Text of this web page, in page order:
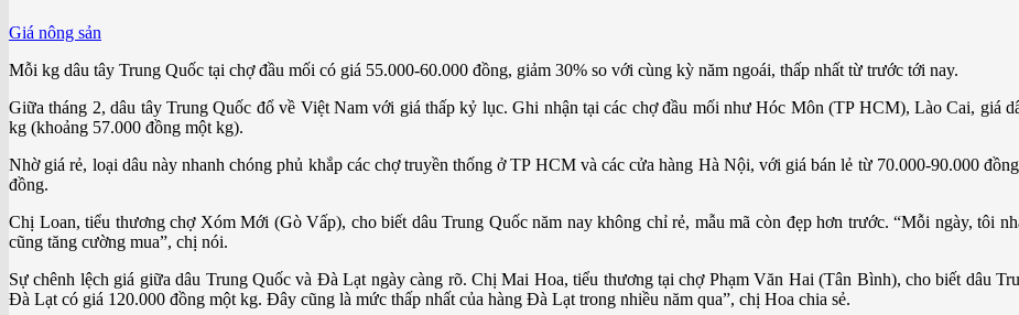
Giá nông sản
Mỗi kg dâu tây Trung Quốc tại chợ đầu mối có giá 55.000-60.000 đồng, giảm 30% so với cùng kỳ năm ngoái, thấp nhất từ trước tới nay.
Giữa tháng 2, dâu tây Trung Quốc đổ về Việt Nam với giá thấp kỷ lục. Ghi nhận tại các chợ đầu mối như Hóc Môn (TP HCM), Lào Cai, giá
kg (khoảng 57.000 đồng một kg).
Nhờ giá rẻ, loại dâu này nhanh chóng phủ khắp các chợ truyền thống ở TP HCM và các cửa hàng Hà Nội, với giá bán lẻ từ 70.000-90.000
đồng.
Chị Loan, tiểu thương chợ Xóm Mới (Gò Vấp), cho biết dâu Trung Quốc năm nay không chỉ rẻ, mẫu mã còn đẹp hơn trước. “Mỗi ngày, tôi
cũng tăng cường mua”, chị nói.
Sự chênh lệch giá giữa dâu Trung Quốc và Đà Lạt ngày càng rõ. Chị Mai Hoa, tiểu thương tại chợ Phạm Văn Hai (Tân Bình), cho biết dâu
Đà Lạt có giá 120.000 đồng một kg. Đây cũng là mức thấp nhất của hàng Đà Lạt trong nhiều năm qua”, chị Hoa chia sẻ.